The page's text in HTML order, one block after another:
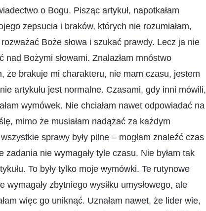
o Bogu. Pisząc artykuł, napotkałam
zepsucia i braków, których nie rozumiałam,
Boże słowa i szukać prawdy. Lecz ja nie
Bożymi słowami. Znalazłam mnóstwo
że brakuje mi charakteru, nie mam czasu, jestem
artykułu jest normalne. Czasami, gdy inni mówili,
wymówek. Nie chciałam nawet odpowiadać na
mimo że musiałam nadążać za każdym
sprawy były pilne – mogłam znaleźć czas
nie wymagały tyle czasu. Nie byłam tak
To były tylko moje wymówki. Te rutynowe
wymagały zbytniego wysiłku umysłowego, ale
więc go uniknąć. Uznałam nawet, że lider wie,